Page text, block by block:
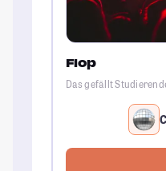
Flop
Das gefällt